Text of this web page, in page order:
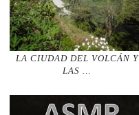
LA CIUDAD DEL VOLCÁN Y
LAS …